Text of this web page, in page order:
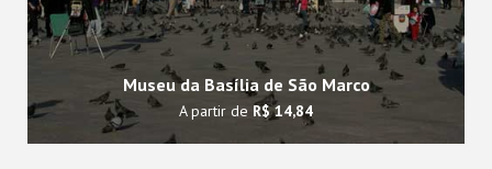
Museu da Basília de São Marco
A partir de R$ 14,84